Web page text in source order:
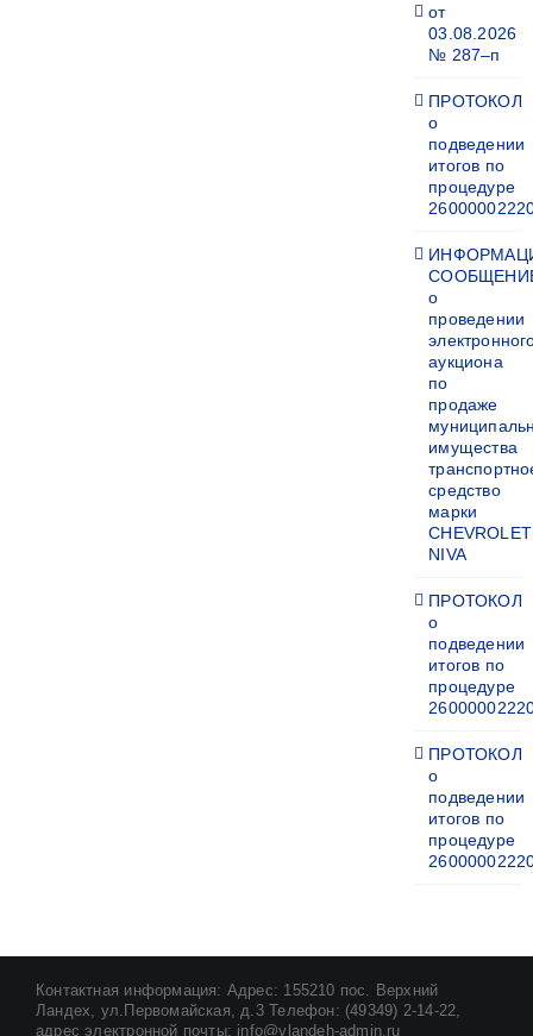
от
03.08.2026
№ 287–п
ПРОТОКОЛ
о
подведении
итогов по
процедуре
о
проведении
аукциона
по
продаже
имущества
средство
марки
CHEVROLET
NIVA
ПРОТОКОЛ
о
подведении
итогов по
процедуре
ПРОТОКОЛ
о
подведении
итогов по
процедуре
Контактная информация: Адрес: 155210 пос. Верхний
Ландех, ул.Первомайская, д.3 Телефон: (49349) 2-14-22,
адрес электронной почты: info@vlandeh-admin.ru